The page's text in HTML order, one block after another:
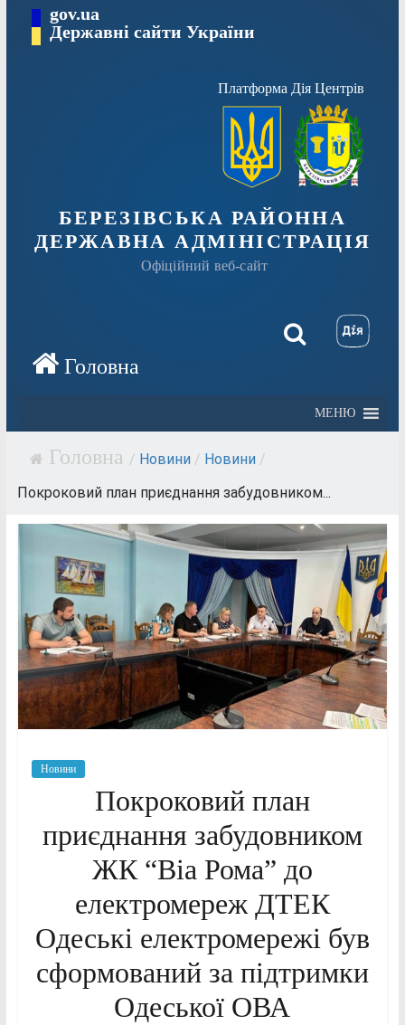
Перейтиgov.ua
Державні сайти України
Платформа Дія Центрів
БЕРЕЗІВСЬКА РАЙОННА
ДЕРЖАВНА АДМІНІСТРАЦІЯ
Офіційний веб-сайт
МЕНЮ
/ Новини / Новини /
Покроковий план приєднання забудовником...
Новини
Покроковий план
приєднання забудовником
ЖК “Віа Рома” до
електромереж ДТЕК
Одеські електромережі був
сформований за підтримки
Одеської ОВА